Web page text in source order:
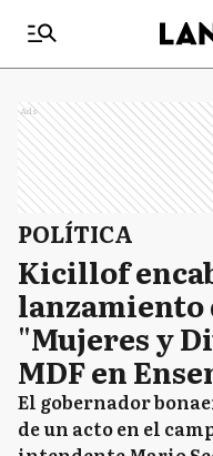
Ads
POLÍTICA
Kicillof
lanzamiento
"Mujeres y
MDF en
El gobernador
de un acto en el